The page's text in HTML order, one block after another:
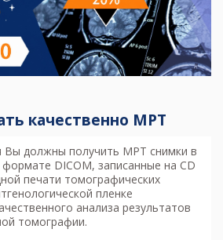
качественно МРТ
Вы должны получить МРТ снимки в
DICOM, записанные на CD
печати томографических
пленке
анализа результатов
томографии.